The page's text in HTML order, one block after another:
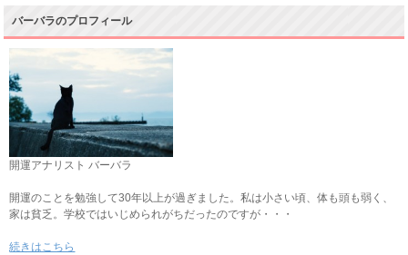
バーバラのプロフィール
開運アナリスト バーバラ
開運のことを勉強して30年以上が過ぎました。私は小さい頃、体も頭も弱く、
家は貧乏。学校ではいじめられがちだったのですが・・・
続きはこちら